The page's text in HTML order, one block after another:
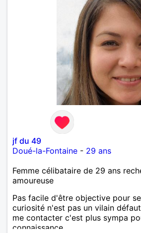
jf du 49
Doué-la-Fontaine - 29 ans
Femme célibataire de 29 ans
amoureuse
Pas facile d'être objective pour
curiosité n'est pas un vilain
me contacter c'est plus sympa
connaissance.